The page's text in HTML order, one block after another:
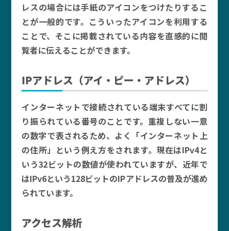
レスの場合には手紙のアイコンをつけたりするこ
とが一般的です。こういったアイコンを利用する
ことで、そこに掲載されている内容を直感的に閲
覧者に伝えることができます。
IPアドレス（アイ・ピー・アドレス）
インターネットで接続されている端末すべてに割
り振られている番号のことです。重複しない一意
の数字で表されるため、よく「インターネット上
の住所」という例え方をされます。現在はIPv4と
いう32ビットの数値が使われていますが、近年で
はIPv6という128ビットのIPアドレスの普及が進め
られています。
アクセス解析